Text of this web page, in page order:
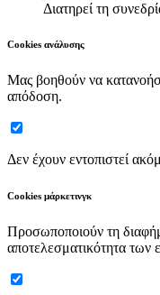
Διατηρεί τη
Cookies ανάλυσης
Μας βοηθούν να
απόδοση.
Δεν έχουν εντοπιστεί
Cookies μάρκετινγκ
Προσωποποιούν τη
αποτελεσματικότητα των